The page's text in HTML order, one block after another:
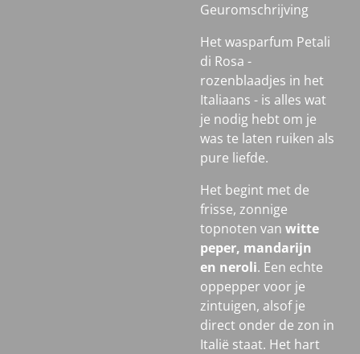
Geuromschrijving
Het wasparfum Petali
di Rosa -
rozenblaadjes in het
Italiaans - is alles wat
je nodig hebt om je
was te laten ruiken als
pure liefde.
Het begint met de
frisse, zonnige
topnoten van witte
peper, mandarijn
en neroli. Een echte
oppepper voor je
zintuigen, alsof je
direct onder de zon in
Italië staat. Het hart